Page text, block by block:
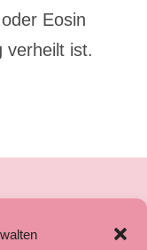
Eosin
verheilt ist.